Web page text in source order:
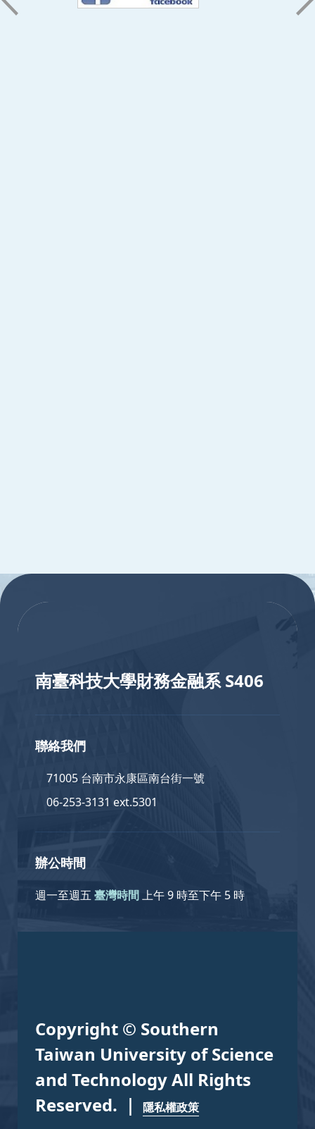
:::
南臺科技大學財務金融系 S406
聯絡我們
71005 台南市永康區南台街一號
06-253-3131 ext.5301
辦公時間
週一至週五 臺灣時間上午 9 時至下午 5 時
Copyright © Southern
Taiwan University of Science
and Technology All Rights
Reserved. ｜
隱私權政策